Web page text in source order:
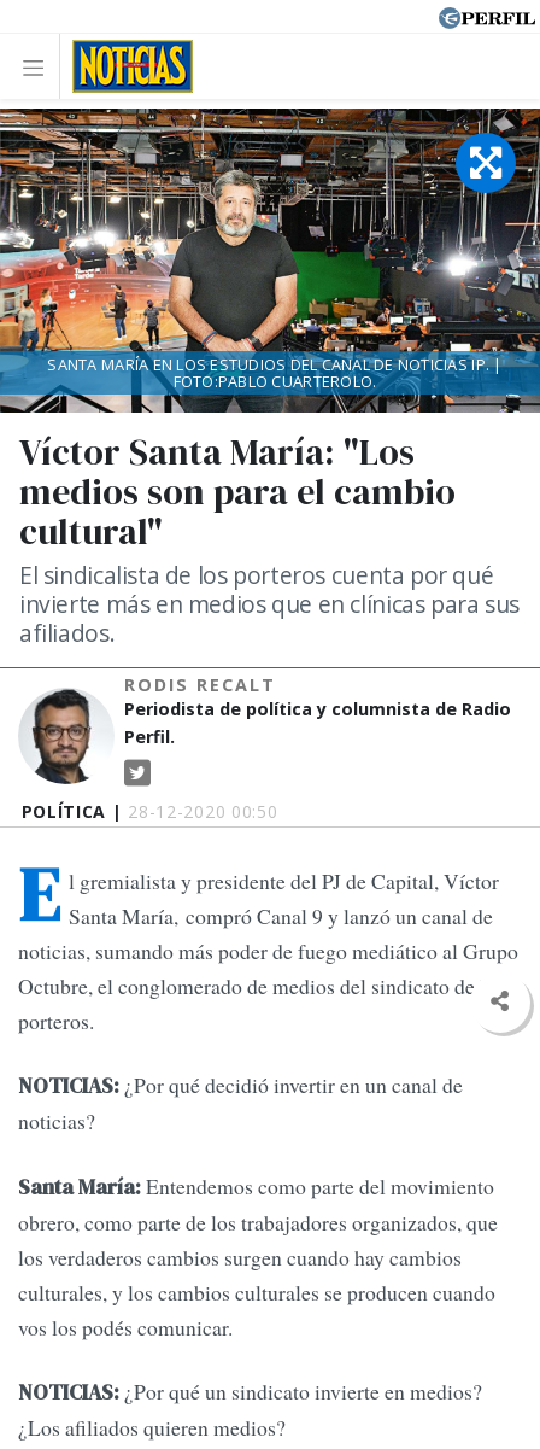
POLÍTICA | 28-12-2020 00:50
Víctor Santa María: "Los
medios son para el cambio
cultural"
El sindicalista de los porteros cuenta por qué
invierte más en medios que en clínicas para sus
afiliados.
RODIS RECALT
Periodista de política y columnista de Radio
Perfil.
SANTA MARÍA EN LOS ESTUDIOS DEL CANAL DE NOTICIAS IP. |
FOTO:PABLO CUARTEROLO.
E l gremialista y presidente del PJ de Capital, Víctor
Santa María, compró Canal 9 y lanzó un canal de
noticias, sumando más poder de fuego mediático al Grupo
Octubre, el conglomerado de medios del sindicato de los
porteros.
NOTICIAS: ¿Por qué decidió invertir en un canal de
noticias?
Santa María:Entendemos como parte del movimiento
obrero, como parte de los trabajadores organizados, que
los verdaderos cambios surgen cuando hay cambios
culturales, y los cambios culturales se producen cuando
vos los podés comunicar.
NOTICIAS: ¿Por qué un sindicato invierte en medios?
¿Los afiliados quieren medios?